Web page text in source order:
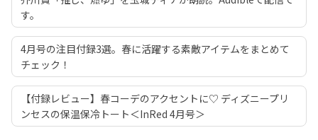
す。
4月号の注目付録3選。春に活躍する素敵アイテムをまとめて
チェック！
【付録レビュー】春コーデのアクセントに♡ ディズニープリ
ンセスの保温保冷トート＜InRed 4月号＞